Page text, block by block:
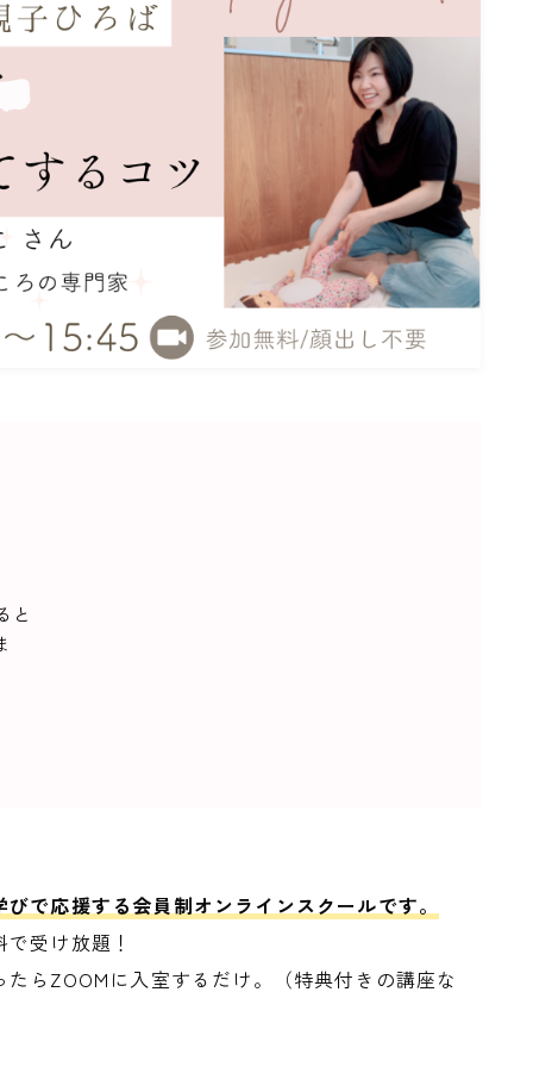
と
で応援する会員制オンラインスクールです。
受け放題！
らZOOMに入室するだけ。（特典付きの講座な